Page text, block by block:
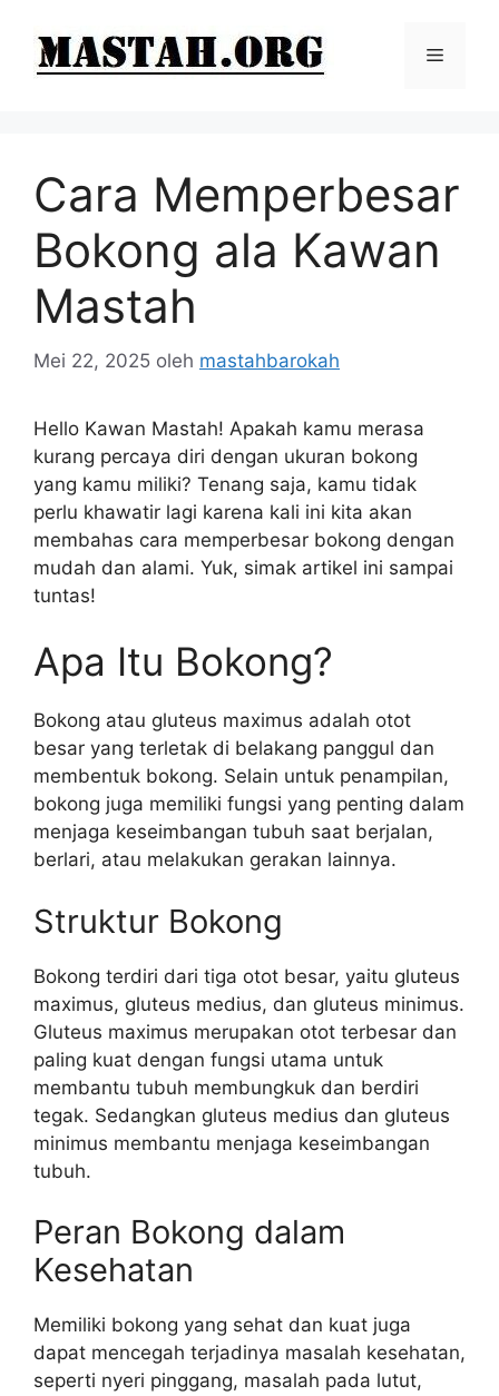
Menu
Cara Memperbesar
Bokong ala Kawan
Mastah
Mei 22, 2025 oleh mastahbarokah
Hello Kawan Mastah! Apakah kamu merasa
kurang percaya diri dengan ukuran bokong
yang kamu miliki? Tenang saja, kamu tidak
perlu khawatir lagi karena kali ini kita akan
membahas cara memperbesar bokong dengan
mudah dan alami. Yuk, simak artikel ini sampai
tuntas!
Apa Itu Bokong?
Bokong atau gluteus maximus adalah otot
besar yang terletak di belakang panggul dan
membentuk bokong. Selain untuk penampilan,
bokong juga memiliki fungsi yang penting dalam
menjaga keseimbangan tubuh saat berjalan,
berlari, atau melakukan gerakan lainnya.
Struktur Bokong
Bokong terdiri dari tiga otot besar, yaitu gluteus
maximus, gluteus medius, dan gluteus minimus.
Gluteus maximus merupakan otot terbesar dan
paling kuat dengan fungsi utama untuk
membantu tubuh membungkuk dan berdiri
tegak. Sedangkan gluteus medius dan gluteus
minimus membantu menjaga keseimbangan
tubuh.
Peran Bokong dalam
Kesehatan
Memiliki bokong yang sehat dan kuat juga
dapat mencegah terjadinya masalah kesehatan,
seperti nyeri pinggang, masalah pada lutut,